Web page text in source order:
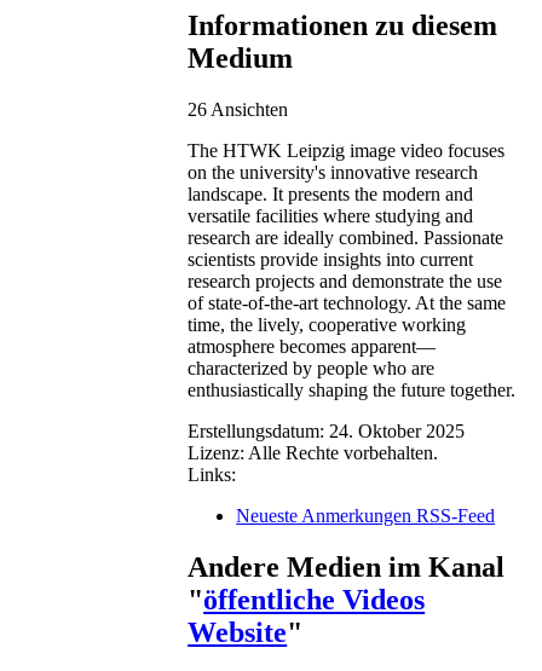
Informationen zu diesem
Medium
26 Ansichten
The HTWK Leipzig image video focuses
on the university's innovative research
landscape. It presents the modern and
versatile facilities where studying and
research are ideally combined. Passionate
scientists provide insights into current
research projects and demonstrate the use
of state-of-the-art technology. At the same
time, the lively, cooperative working
atmosphere becomes apparent—
characterized by people who are
enthusiastically shaping the future together.
Erstellungsdatum: 24. Oktober 2025
Lizenz: Alle Rechte vorbehalten.
Links:
Neueste Anmerkungen RSS-Feed
Andere Medien im Kanal
"öffentliche Videos
Website"